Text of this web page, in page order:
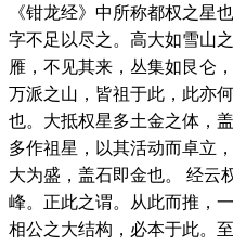
《钳龙经》中所称都权之星
字不足以尽之。高大如雪山
雁，不见其来，丛集如艮仑
万派之山，皆祖于此，此亦
也。大抵权星多土金之体，
多作祖星，以其活动而卓立
大为盛，盖石即金也。 经云
峰。正此之谓。从此而推，
相公之大结构，必本于此。